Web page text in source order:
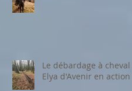
Le débardage à cheval :
Elya d'Avenir en action